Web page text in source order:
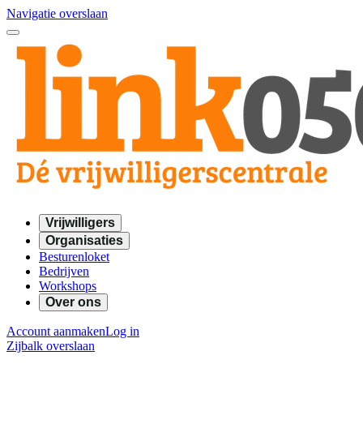
Navigatie overslaan
Vrijwilligers
Organisaties
Besturenloket
Bedrijven
Workshops
Over ons
Account aanmakenLog in
Zijbalk overslaan